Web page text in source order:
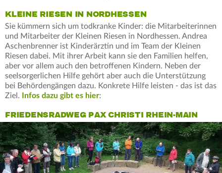
KLEINE RIESEN IN NORDHESSEN
Sie kümmern sich um todkranke Kinder: die Mitarbeiterinnen
und Mitarbeiter der Kleinen Riesen in Nordhessen. Andrea
Aschenbrenner ist Kinderärztin und im Team der Kleinen
Riesen dabei. Mit ihrer Arbeit kann sie den Familien helfen,
aber vor allem auch den betroffenen Kindern. Neben der
seelsorgerlichen Hilfe gehört aber auch die Unterstützung
bei Behördengängen dazu. Konkrete Hilfe leisten - das ist das
Ziel.
Infos dazu gibt es hier:
FRIEDENSRADWEG PAX CHRISTI RHEIN-MAIN